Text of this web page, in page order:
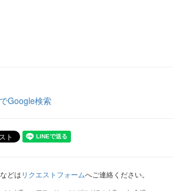
Google検索
どはリクエストフォームへご連絡ください。